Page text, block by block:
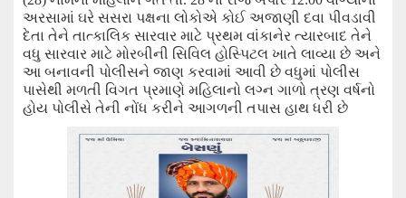
અરસામાં ઘરે સસરા પક્ષના લોકોએ કોઈ અજાણી દવા પીવડાવી
દેતા તેને તાત્કાલિક સારવાર માટે પ્રથમ વાંકાનેર ત્યારબાદ તેને
વધુ સારવાર માટે મોરબીની સિવિલ હોસ્પિટલ ખાતે લાવ્યા છે અને
આ બનાવની પોલીસને જાણ કરવામાં આવી છે વધુમાં પોલીસ
પાસેથી મળતી વિગત પ્રમાણે મહિલાનો લગ્ન ગાળો ત્રણ વર્ષનો
હોય પોલીસે તેની નોંધ કરીને આગળની તપાસ હાથ ધરી છે